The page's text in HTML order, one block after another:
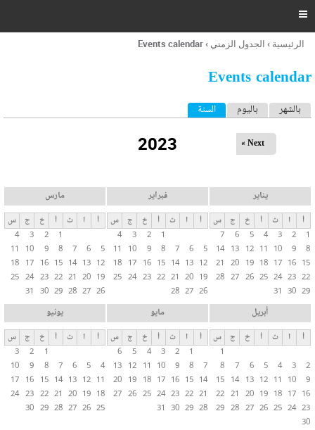
ر
ل
ح

أنت
هنا
الرئيسية › الجدول الزمني ›
Events calendar
Events calendar
ا
ب
ا
ت
ا
ل
أ
ا
س
ي
ة
بالشهر باليوم السنة (علامة التبويب النشطة)
2023 Next »
يناير
أ ا ث أ خ ج
س
1
2
3
4
5
6
7
8
9
10
11
12
13
14
15
16
17
18
19
20
21
22
23
24
25
26
27
28
29
30
31
فبراير
أ ا ث أ خ ج
س
1
2
3
4
5
6
7
8
9
10
11
12
13
14
15
16
17
18
19
20
21
22
23
24
25
26
27
28
مارس
أ ا ث أ خ ج
س
1
2
3
4
5
6
7
8
9
10
11
12
13
14
15
16
17
18
19
20
21
22
23
24
25
26
27
28
29
30
31
أبريل
أ ا ث أ خ ج
س
1
2
3
4
5
6
7
8
9
10
11
12
13
14
15
16
17
18
19
20
21
22
23
24
25
26
27
28
29
30
مايو
أ ا ث أ خ ج
س
1
2
3
4
5
6
7
8
9
10
11
12
13
14
15
16
17
18
19
20
21
22
23
24
25
26
27
28
29
30
31
يونيو
أ ا ث أ خ ج
س
1
2
3
4
5
6
7
8
9
10
11
12
13
14
15
16
17
18
19
20
21
22
23
24
25
26
27
28
29
30